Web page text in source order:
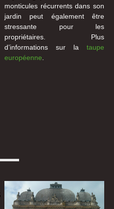
monticules récurrents dans son
jardin peut également être
stressante pour les
propriétaires. Plus
d’informations sur la taupe
européenne.